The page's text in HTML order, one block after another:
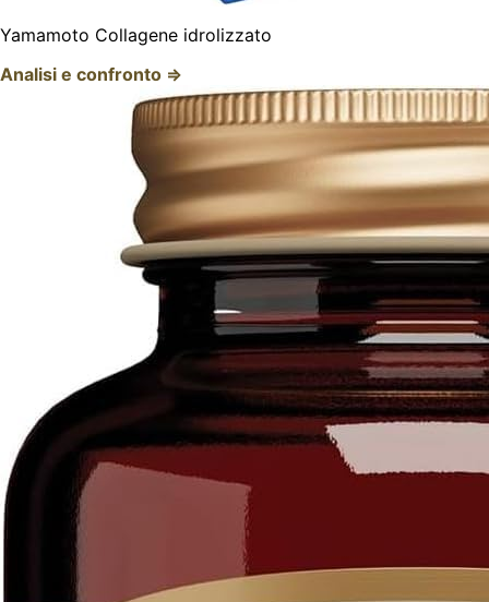
Yamamoto Collagene idrolizzato
Analisi e confronto ⇒